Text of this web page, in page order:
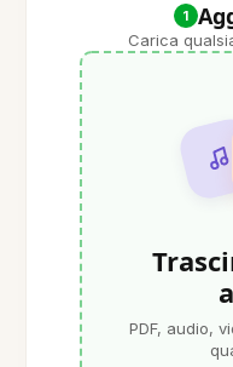
1
Carica
PDF, audio,